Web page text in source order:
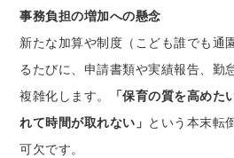
事務負担の増加への懸念
新たな加算や制度（こども誰でも通
るたびに、申請書類や実績報告、勤
複雑化します。
「保育の質を高めた
れて時間が取れない」 という本末転
可欠です。